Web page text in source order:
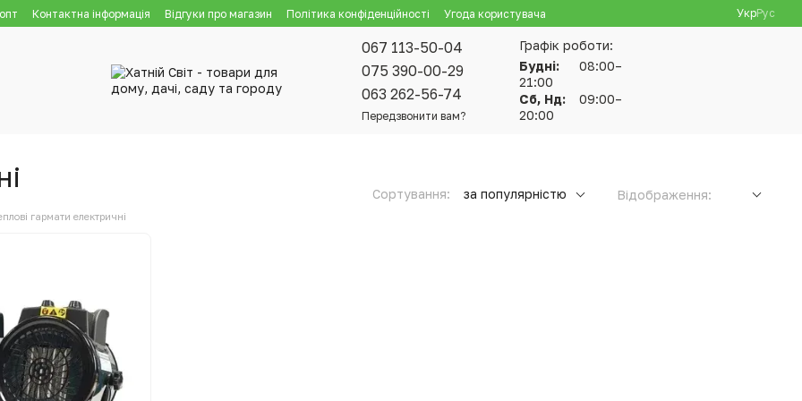
Контактна інформація Відгуки про магазин Політика конфіденційності Угода користувача УкрРус
067 113-50-04
075 390-00-29
063 262-56-74
Передзвонити вам?
Графік роботи:
Будні:
08:00–
21:00
Сб, Нд:
09:00–
20:00
гармати електричні
Сортування: за популярністю Відображення: